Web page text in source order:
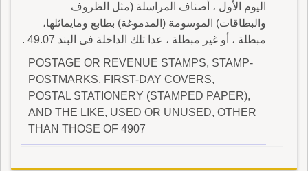
اليوم الأول ، أصناف المراسلة (مثل الظروف
والبطاقات) الموسومة (المدموغة) بطابع ومايماثلها،
مبطلة ، أو غير مبطلة ، عدا تلك الداخلة فى البند 49.07 .
POSTAGE OR REVENUE STAMPS, STAMP-
POSTMARKS, FIRST-DAY COVERS,
POSTAL STATIONERY (STAMPED PAPER),
AND THE LIKE, USED OR UNUSED, OTHER
THAN THOSE OF 4907